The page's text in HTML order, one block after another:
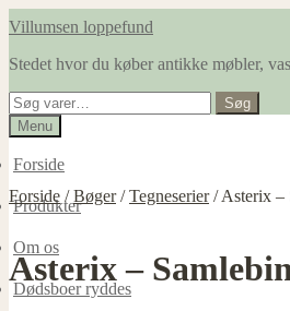
Spring
navigation
Spring
indhold
Villumsen loppefund
Stedet hvor du køber antikke møbler,
Søg
efter:
Søg
Menu
Forside
Produkter
Om os
Dødsboer ryddes
Forside /Bøger/Tegneserier/Asterix –
Asterix –